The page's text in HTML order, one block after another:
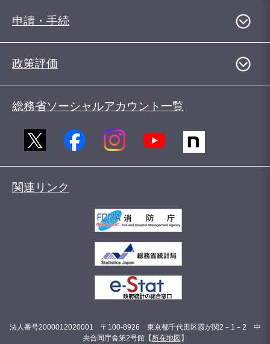
申請・手続
政策評価
総務省ソーシャルアカウント一覧
関連リンク
法人番号2000012020001 〒100-8926 東京都千代田区霞が関2－1－2 中
央合同庁舎第2号館【 所在地図 】